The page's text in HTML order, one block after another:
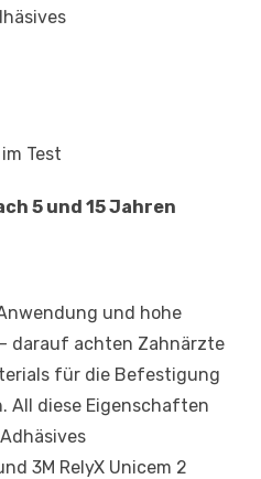
Test
5 und 15 Jahren
und hohe
darauf achten Zahnärzte
für die Befestigung
All diese Eigenschaften
3M RelyX Unicem 2